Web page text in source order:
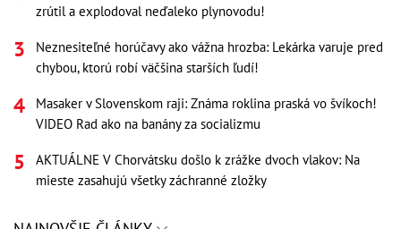
zrútil a explodoval neďaleko plynovodu!
Neznesiteľné horúčavy ako vážna hrozba: Lekárka varuje pred
chybou, ktorú robí väčšina starších ľudí!
Masaker v Slovenskom raji: Známa roklina praská vo švíkoch!
VIDEO Rad ako na banány za socializmu
AKTUÁLNE V Chorvátsku došlo k zrážke dvoch vlakov: Na
mieste zasahujú všetky záchranné zložky